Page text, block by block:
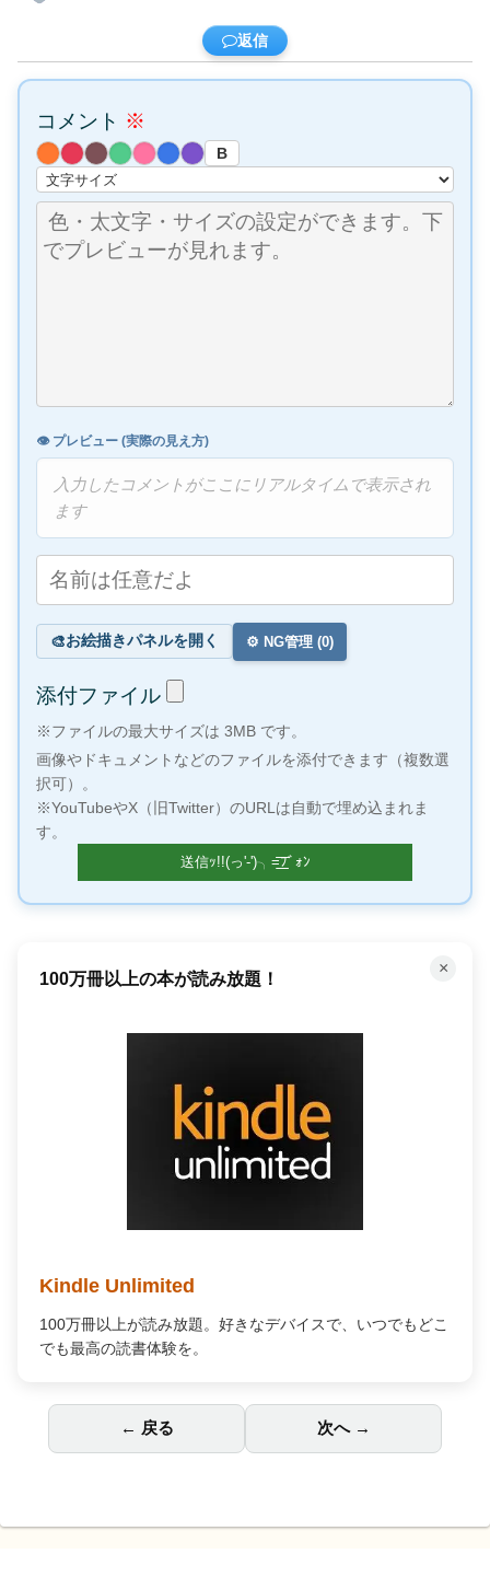
返信
コメント ※
B
👁️ プレビュー (実際の見え方)
入力したコメントがここにリアルタイムで表示され
ます
🎨お絵描きパネルを開く ⚙️ NG管理 (0)
添付ファイル
※ファイルの最大サイズは 3MB です。
画像やドキュメントなどのファイルを添付できます（複数選
択可）。
※YouTubeやX（旧Twitter）のURLは自動で埋め込まれま
す。
×
「聴く」読書で時間を有効活用
Audible オーディオブック
プロの朗読で「聴く」読書。通勤中や家事の合間が、あな
ただけの贅沢な読書時間に変わります。
← 戻る 次へ →